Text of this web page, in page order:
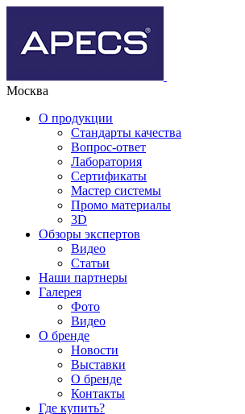
Москва
О продукции
Стандарты качества
Вопрос-ответ
Лаборатория
Сертификаты
Мастер системы
Промо материалы
3D
Обзоры экспертов
Видео
Статьи
Наши партнеры
Галерея
Фото
Видео
О бренде
Новости
Выставки
О бренде
Контакты
Где купить?